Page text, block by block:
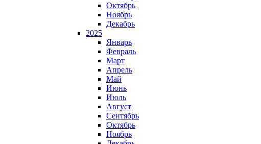
Октябрь
Ноябрь
Декабрь
2025
Январь
Февраль
Март
Апрель
Май
Июнь
Июль
Август
Сентябрь
Октябрь
Ноябрь